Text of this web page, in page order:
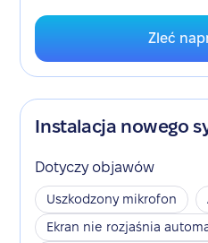
Zleć
Instalacja nowego
Dotyczy objawów
Uszkodzony mikrofon
Ekran nie rozjaśnia